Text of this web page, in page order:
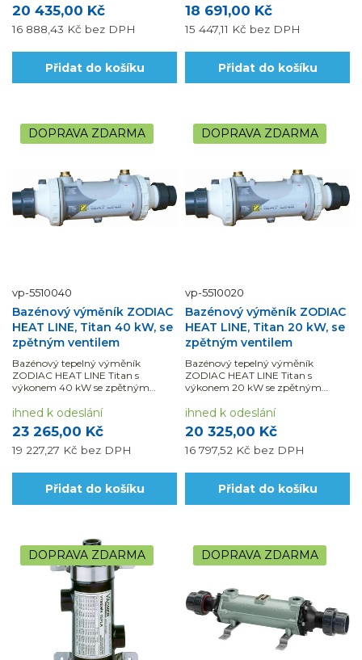
20 435,00 Kč
16 888,43 Kč bez DPH
Přidat do košíku
18 691,00 Kč
15 447,11 Kč bez DPH
Přidat do košíku
DOPRAVA ZDARMA
vp-5510040
Bazénový výměník ZODIAC
HEAT LINE, Titan 40 kW, se
zpětným ventilem
Bazénový tepelný výměník
ZODIAC HEAT LINE Titan s
výkonem 40 kW se zpětným
bazénové vody o objemu...
23 265,00 Kč
19 227,27 Kč bez DPH
ihned k odeslání
Přidat do košíku
DOPRAVA ZDARMA
vp-5510020
Bazénový výměník ZODIAC
HEAT LINE, Titan 20 kW, se
zpětným ventilem
Bazénový tepelný výměník
ZODIAC HEAT LINE Titan s
výkonem 20 kW se zpětným
bazénové vody do objemu...
20 325,00 Kč
16 797,52 Kč bez DPH
ihned k odeslání
Přidat do košíku
DOPRAVA ZDARMA DOPRAVA ZDARMA